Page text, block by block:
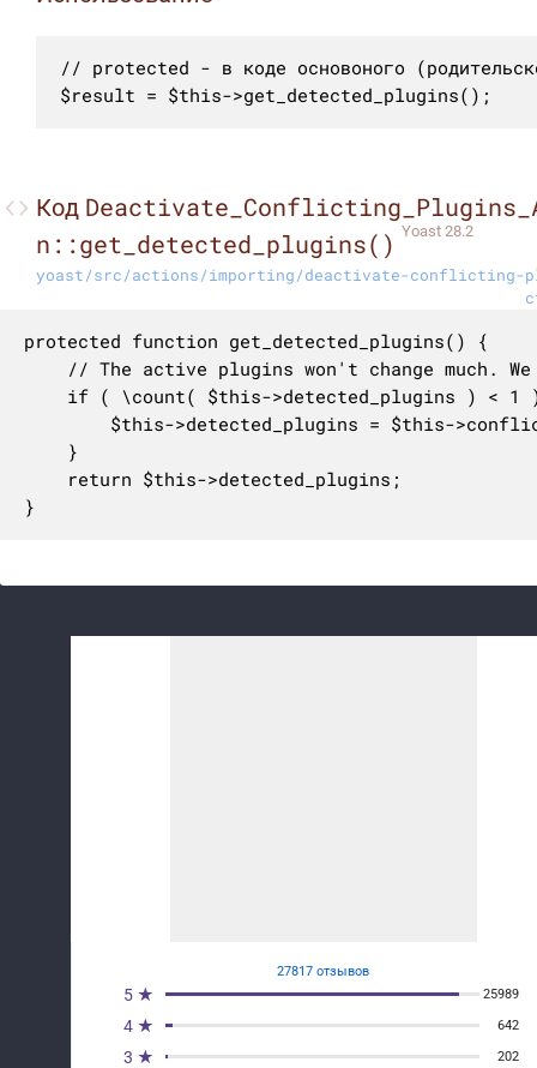
// protected - в коде основоного
$result = $this->get_detected_plugins();
Код
n::get_detected_plugins() Yoast 28.2
yoast/src/actions/importing/deactivate-conflicting-
protected function get_detected_plugins() {
}
27817 отзывов
5 ★ 25989
4 ★ 642
3 ★ 202